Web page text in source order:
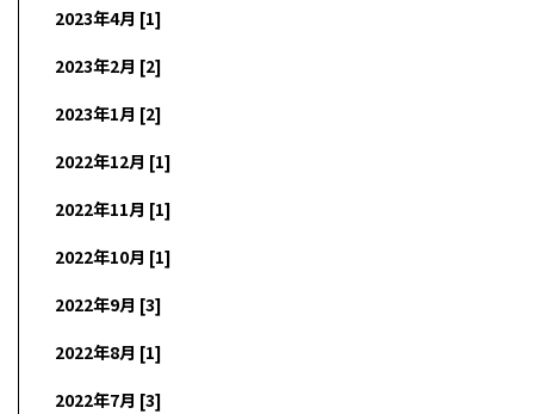
2023年4月 [1]
2023年2月 [2]
2023年1月 [2]
2022年12月 [1]
2022年11月 [1]
2022年10月 [1]
2022年9月 [3]
2022年8月 [1]
2022年7月 [3]